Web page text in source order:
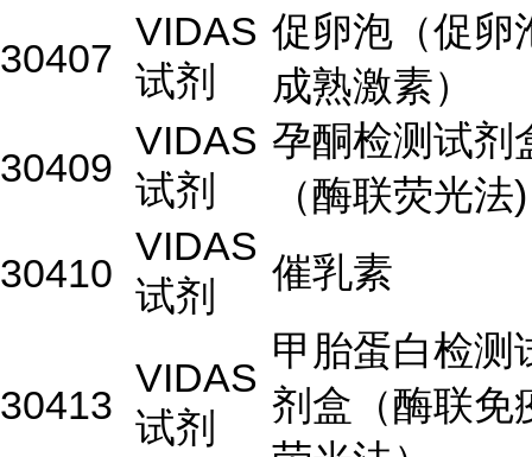
30407
VIDAS
试剂
促卵泡（促卵
成熟激素）
30409
VIDAS
试剂
孕酮检测试剂
（酶联荧光法)
30410
VIDAS
试剂
催乳素
30413
VIDAS
试剂
甲胎蛋白检测
剂盒（酶联免